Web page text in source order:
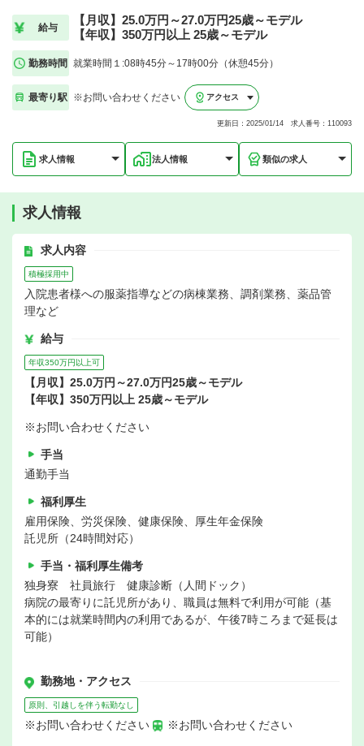
給与
【月収】25.0万円～27.0万円25歳～モデル
【年収】350万円以上 25歳～モデル
勤務時間 就業時間１:08時45分～17時00分（休憩45分）
最寄り駅 ※お問い合わせください アクセス
更新日：2025/01/14 求人番号：110093
求人情報 法人情報 類似の求人
求人情報
求人内容
積極採用中
入院患者様への服薬指導などの病棟業務、調剤業務、薬品管
理など
給与
年収350万円以上可
【月収】25.0万円～27.0万円25歳～モデル
【年収】350万円以上 25歳～モデル
※お問い合わせください
手当
通勤手当
福利厚生
雇用保険、労災保険、健康保険、厚生年金保険
託児所（24時間対応）
手当・福利厚生備考
独身寮 社員旅行 健康診断（人間ドック）
病院の最寄りに託児所があり、職員は無料で利用が可能（基
本的には就業時間内の利用であるが、午後7時ころまで延長は
可能）
勤務地・アクセス
原則、引越しを伴う転勤なし
※お問い合わせください ※お問い合わせください